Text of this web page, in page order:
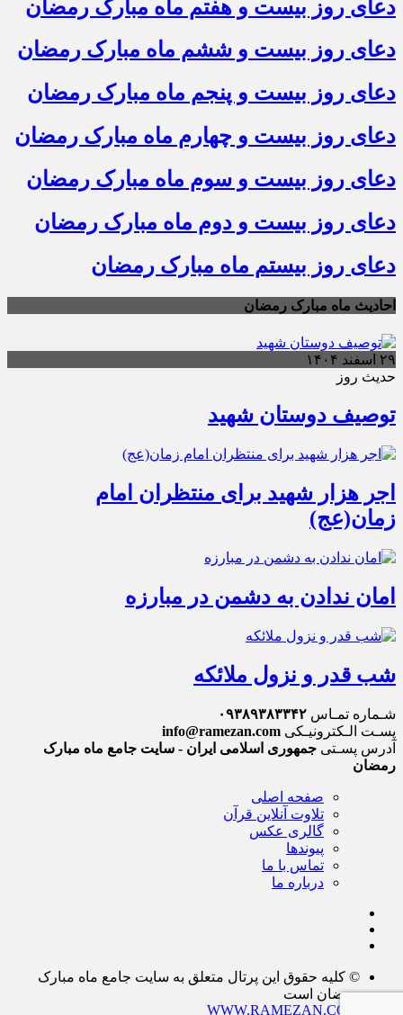
دعای روز بیست و هفتم ماه مبارک رمضان
دعای روز بیست و ششم ماه مبارک رمضان
دعای روز بیست و پنجم ماه مبارک رمضان
دعای روز بیست و چهارم ماه مبارک رمضان
دعای روز بیست و سوم ماه مبارک رمضان
دعای روز بیست و دوم ماه مبارک رمضان
دعای روز بیستم ماه مبارک رمضان
احادیث ماه مبارک رمضان
۲۹ اسفند ۱۴۰۴
حدیث روز
توصیف دوستان شهید
اجر هزار شهید برای منتظران امام
زمان(عج)
امان ندادن به دشمن در مبارزه
شب قدر و نزول ملائکه
شـماره تمـاس ۰۹۳۸۹۳۸۳۳۴۲
پسـت الـکترونیـکی info@ramezan.com
آدرس پسـتی جمهوری اسلامی ایران - سایت جامع ماه مبارک
رمضان
صفحه اصلی
تلاوت آنلاین قرآن
گالری عکس
پیوندها
تماس با ما
درباره ما
© کلیه حقوق این پرتال متعلق به سایت جامع ماه مبارک
رمضان است
WWW.RAMEZAN.COM